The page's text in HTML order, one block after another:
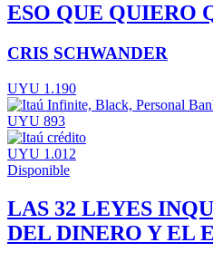
ESO QUE QUIERO
CRIS SCHWANDER
UYU 1.190
UYU 893
UYU 1.012
Disponible
LAS 32 LEYES
DEL DINERO Y EL